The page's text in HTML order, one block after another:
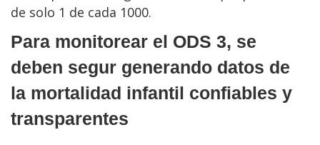
de solo 1 de cada 1000.
Para monitorear el ODS 3, se
deben segur generando datos de
la mortalidad infantil confiables y
transparentes